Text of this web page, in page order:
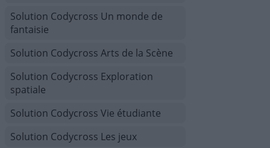
Solution Codycross Un monde de
fantaisie
Solution Codycross Arts de la Scène
Solution Codycross Exploration
spatiale
Solution Codycross Vie étudiante
Solution Codycross Les jeux